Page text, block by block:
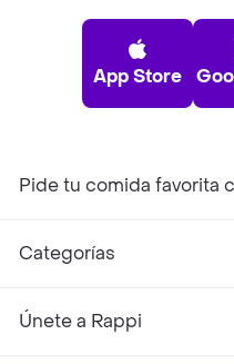
App Store
Pide tu comida favorita
Categorías
Únete a Rappi